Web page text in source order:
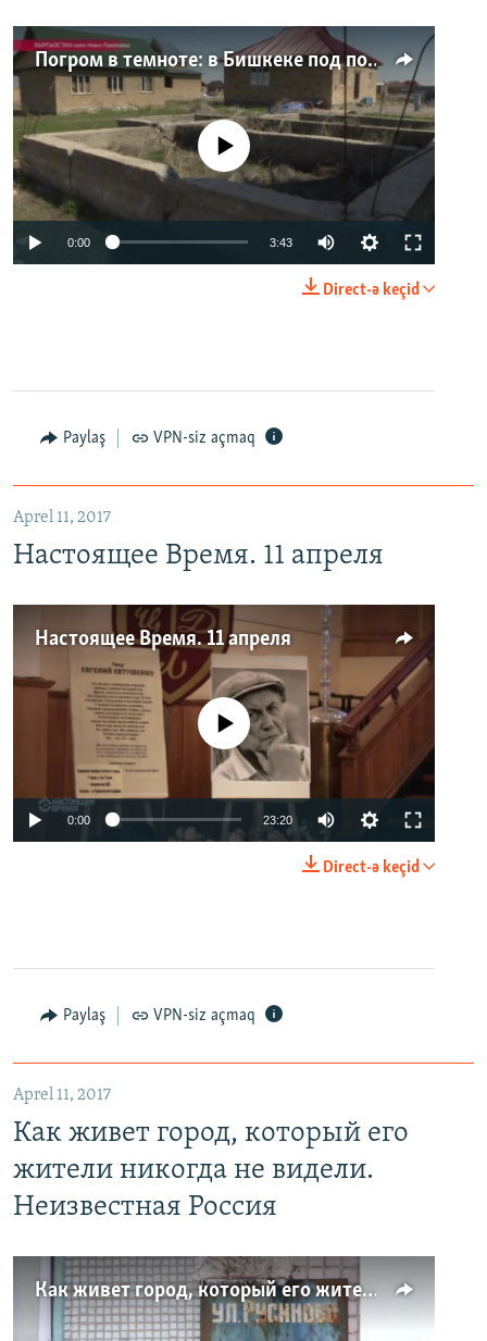
Погром в темноте: в Бишкеке под покровом ночи неизвестные на тракторе снесли три десятка частных домов
No media source currently available
0:00 3:43
Direct-ə keçid
Paylaş VPN-siz açmaq
Aprel 11, 2017
Настоящее Время. 11 апреля
Настоящее Время. 11 апреля
No media source currently available
0:00 23:20
Direct-ə keçid
Paylaş VPN-siz açmaq
Aprel 11, 2017
Как живет город, который его
жители никогда не видели.
Неизвестная Россия
Как живет город, который его жители никогда не видели. Неизвестная Россия